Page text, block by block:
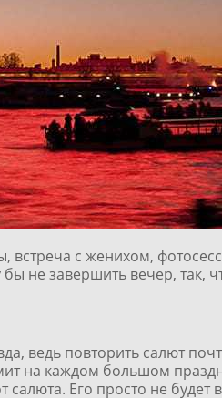
с женихом,
не завершить вечер, так,
ведь повторить салют
на каждом большом
салюта. Его просто не будет